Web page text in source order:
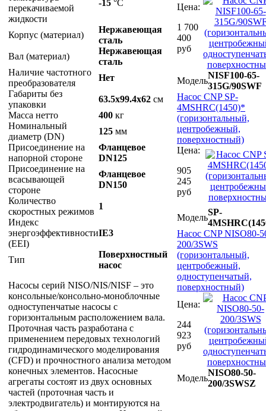
перекачиваемой
жидкости
-15 °С
Корпус (материал)
Нержавеющая
сталь
Вал (материал)
Нержавеющая
сталь
Наличие частотного
преобразователя
Нет
Габариты без
упаковки
63.5x99.4x62 см
Масса нетто
400 кг
Номинальный
диаметр (DN)
125 мм
Присоединение на
напорной стороне
Фланцевое
DN125
Присоединение на
всасывающей
стороне
Фланцевое
DN150
Количество
скоростных режимов
1
Индекс
энергоэффективности
(EEI)
IE3
Тип
Поверхностный
насос
Насосы серий NISO/NIS/NISF – это
консольные/консольно-моноблочные
одноступенчатые насосы с
горизонтальным расположением вала.
Проточная часть разработана с
применением передовых технологий
гидродинамического моделирования
(CFD) и прочностного анализа методом
конечных элементов. Насосные
агрегаты состоят из двух основных
частей (проточная часть и
электродвигатель) и монтируются на
Цена:
1 700
400
руб
Модель
NISF100-65-
315G/90SWF
Насос CNP SP-
4MSHRC(1450)*
(горизонтальный,
центробежный,
поверхностный)
Цена:
905
245
руб
Модель
SP-
Насос CNP NISO80-
200/3SWS
(горизонтальный,
центробежный,
одноступенчатый,
поверхностный)
Цена:
244
923
руб
Модель
NISO80-50-
200/3SWSZ